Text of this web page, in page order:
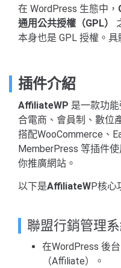
在 WordPress 生態中，
通用公共授權（GPL）
本身也是 GPL 授權。具
插件介紹
AffiliateWP 是一款功
合電商、會員制、數位
搭配WooCommerce、
MemberPress 等插件
你推廣網站。
以下是AffiliateWP核心
聯盟行銷管理
在WordPress 後
（Affiliate）。